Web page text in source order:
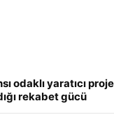
odaklı yaratıcı
rekabet gücü